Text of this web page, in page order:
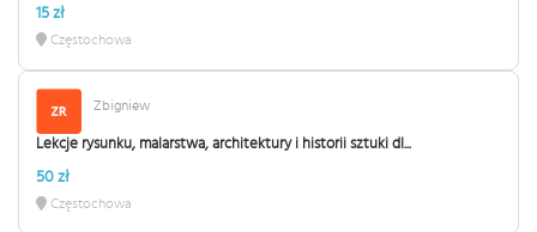
15 zł
Częstochowa
Zbigniew
Lekcje rysunku, malarstwa, architektury i historii sztuki dl...
50 zł
Częstochowa